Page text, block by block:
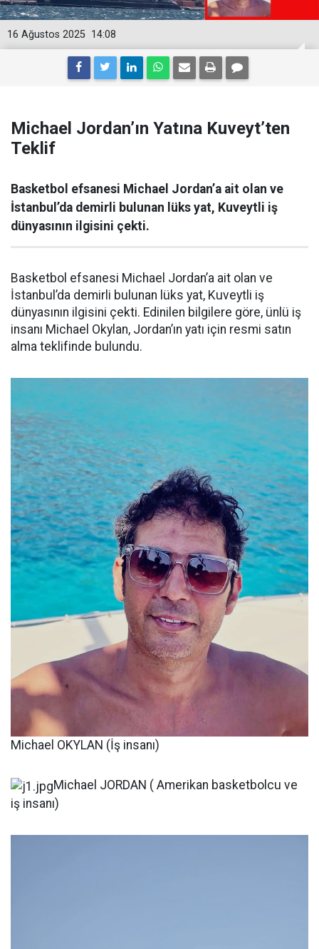
14:08
16 Ağustos 2025
Michael Jordan’ın Yatına Kuveyt’ten
Teklif
Basketbol efsanesi Michael Jordan’a ait olan ve
İstanbul’da demirli bulunan lüks yat, Kuveytli iş
dünyasının ilgisini çekti.
Basketbol efsanesi Michael Jordan’a ait olan ve
İstanbul’da demirli bulunan lüks yat, Kuveytli iş
dünyasının ilgisini çekti. Edinilen bilgilere göre, ünlü iş
insanı Michael Okylan, Jordan’ın yatı için resmi satın
alma teklifinde bulundu.
Michael OKYLAN (İş insanı)
Michael JORDAN ( Amerikan basketbolcu ve
iş insanı)